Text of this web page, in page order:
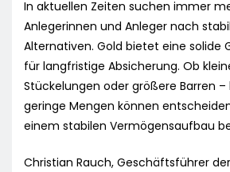
In aktuellen Zeiten suchen immer
Anlegerinnen und Anleger nach
Alternativen. Gold bietet eine solide
für langfristige Absicherung. Ob
Stückelungen oder größere Barren –
geringe Mengen können
einem stabilen Vermögensaufbau
Christian Rauch, Geschäftsführer der